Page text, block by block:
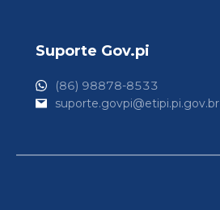
Suporte Gov.pi
(86) 98878-8533
suporte.govpi@etipi.pi.gov.br